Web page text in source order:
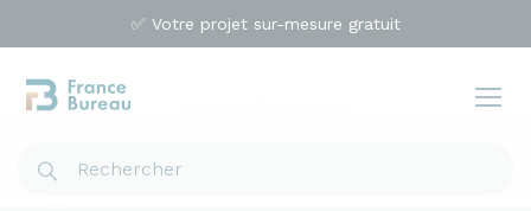
✅ Votre projet sur-mesure gratuit